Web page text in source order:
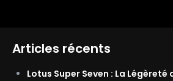
Articles récents
Lotus Super Seven : La Légèreté